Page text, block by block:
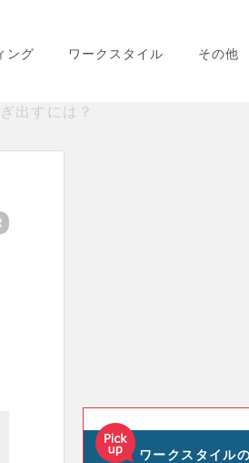
ング ワークスタイル その他
出すには？
ワークスタイル